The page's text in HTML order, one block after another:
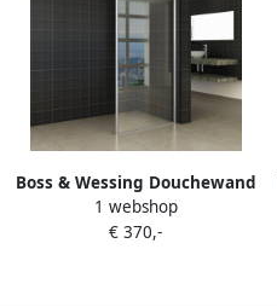
Boss & Wessing Douchewand
BWS Apollo met Verticale
Stabilisatiestang 60x200 cm
1 webshop
€ 370,-